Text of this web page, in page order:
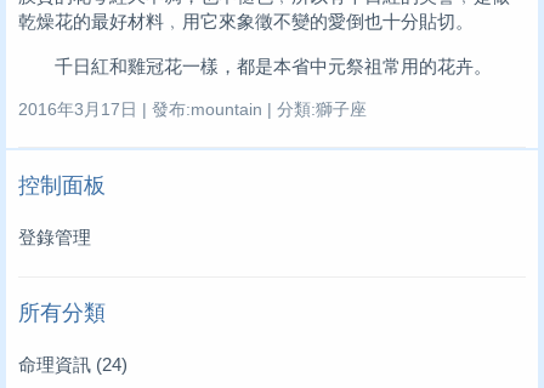
乾燥花的最好材料﹐用它來象徵不變的愛倒也十分貼切。
千日紅和雞冠花一樣，都是本省中元祭祖常用的花卉。
2016年3月17日 | 發布:mountain | 分類:獅子座
控制面板
登錄管理
所有分類
命理資訊 (24)